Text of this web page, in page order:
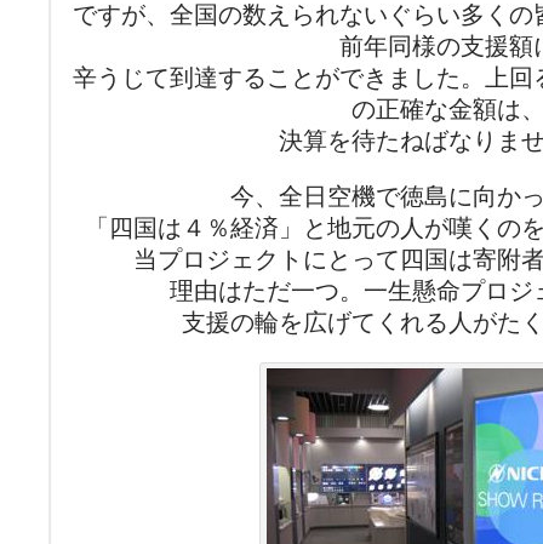
ですが、全国の数えられないぐらい多く
前年同様の支援額
辛うじて到達することができました。上
の正確な金額は
決算を待たねばなりま
今、全日空機で徳島に向か
「四国は４％経済」と地元の人が嘆くの
当プロジェクトにとって四国は寄附
理由はただ一つ。一生懸命プロジ
支援の輪を広げてくれる人がた